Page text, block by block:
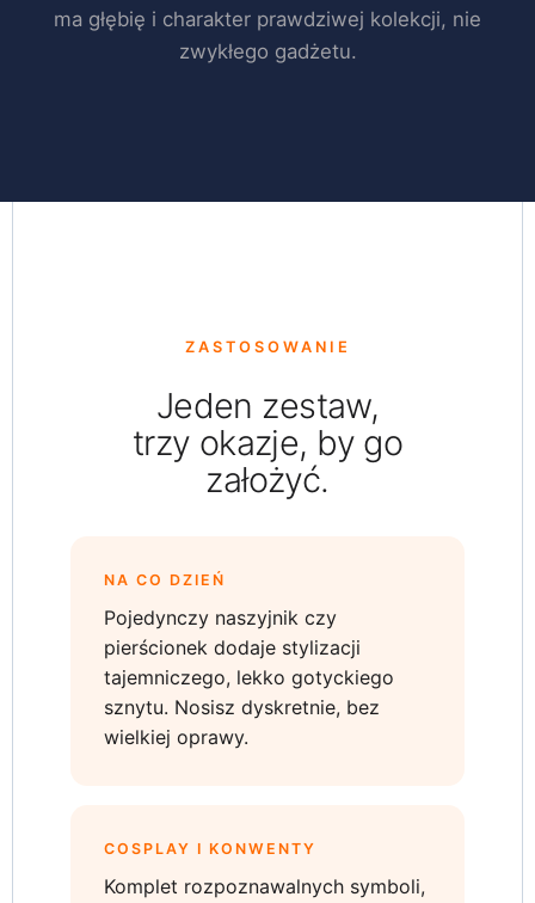
ma głębię i charakter prawdziwej kolekcji, nie
zwykłego gadżetu.
ZASTOSOWANIE
Jeden zestaw,
trzy okazje, by go
założyć.
NA CO DZIEŃ
Pojedynczy naszyjnik czy
pierścionek dodaje stylizacji
tajemniczego, lekko gotyckiego
sznytu. Nosisz dyskretnie, bez
wielkiej oprawy.
COSPLAY I KONWENTY
Komplet rozpoznawalnych symboli,